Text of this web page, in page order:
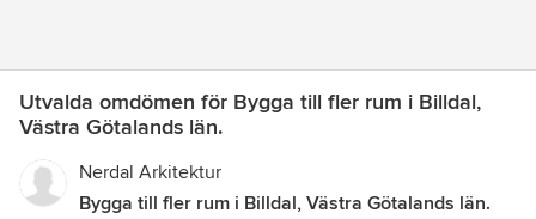
Utvalda omdömen för Bygga till fler rum i Billdal,
Västra Götalands län.
Nerdal Arkitektur
Bygga till fler rum i Billdal, Västra Götalands län.